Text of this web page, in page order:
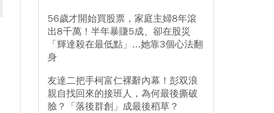
56歲才開始買股票，家庭主婦8年滾
出8千萬！半年暴賺5成、卻在股災
「輝達殺在最低點」...她靠3個心法翻
身
友達二把手柯富仁裸辭內幕！彭双浪
親自找回來的接班人，為何最後撕破
臉？「落後群創」成最後稻草？